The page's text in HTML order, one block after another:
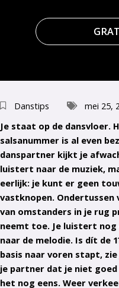
Danstips
mei 25,
Je staat op de dansvloer.
salsanummer is al even
danspartner kijkt je
luistert naar de muziek,
eerlijk: je kunt er geen
vastknopen. Ondertussen
van omstanders in je rug
neemt toe. Je luistert nog
naar de melodie. Is dít de
basis naar voren stapt, zie
je partner dat je niet
het nog eens. Weer